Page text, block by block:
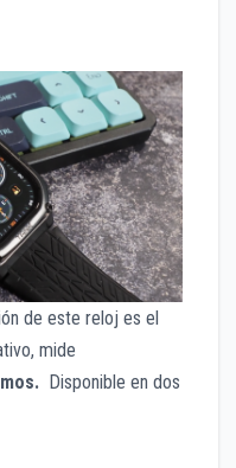
de este reloj es el
mide
Disponible en dos